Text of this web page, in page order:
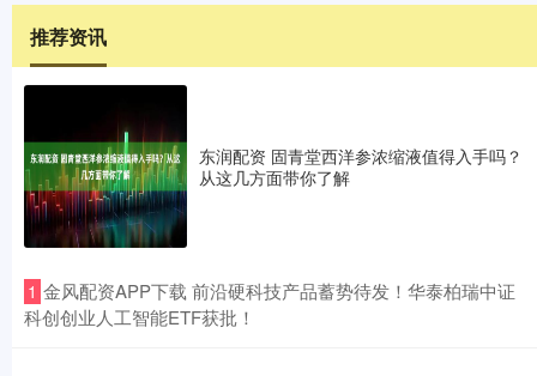
推荐资讯
东润配资 固青堂西洋参浓缩液值得入手吗？
从这几方面带你了解
1 ​金风配资APP下载 前沿硬科技产品蓄势待发！华泰柏瑞中证
科创创业人工智能ETF获批！